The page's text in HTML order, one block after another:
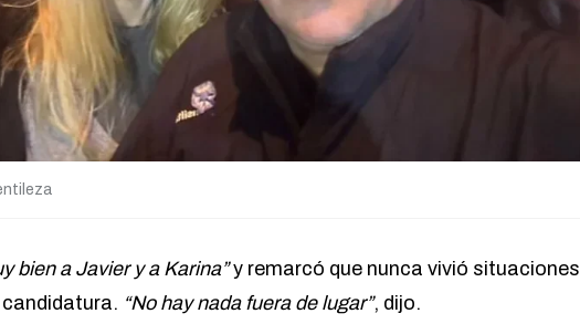
bien a Javier y a Karina”y remarcó que nunca vivió situaciones
“No hay nada fuera de lugar”, dijo.